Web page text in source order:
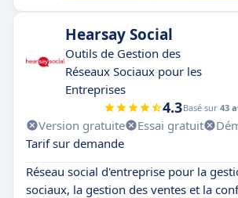
Hearsay Social
Outils de Gestion des
Réseaux Sociaux pour les
Entreprises
4.3Basé sur 43
Version gratuite Essai gratuit
Tarif sur demande
Réseau social d'entreprise pour la
sociaux, la gestion des ventes et la